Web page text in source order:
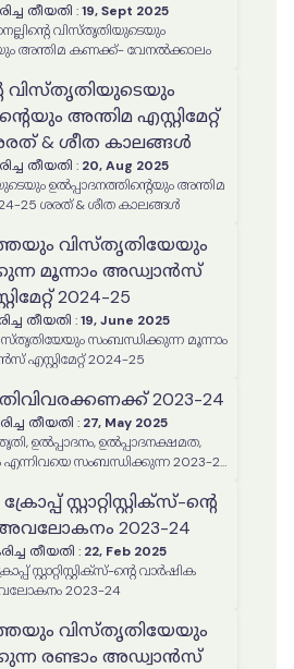
തീയതി :19, Sept 2025
അന്തിമ കണക്ക്- വേനൽക്കാലം
വിസ്തൃതിയുടെയും
അന്തിമ എസ്റ്റിമേറ്റ്
& ശീത കാലങ്ങൾ
തീയതി : 20, Aug 2025
ഉൽപ്പാദനത്തിൻ്റെയും അന്തിമ
25 ശരത് & ശീത കാലങ്ങൾ
വിസ്തൃതിയേയും
മൂന്നാം അഡ്വാൻസ്
2024-25
തീയതി :19, June 2025
സംബന്ധിക്കുന്ന മൂന്നാം
എസ്റ്റിമേറ്റ് 2024-25
2023-24
തീയതി : 27, May 2025
ഉൽപ്പാദനം, ഉൽപ്പാദനക്ഷമത,
എന്നിവയെ സംബന്ധിക്കുന്ന 2023-24
സ്റ്റാറ്റിസ്റ്റിക്‌സ്-ന്റെ
2023-24
തീയതി : 22, Feb 2025
സ്റ്റാറ്റിസ്റ്റിക്‌സ്-ന്റെ വാർഷിക
2023-24
വിസ്തൃതിയേയും
രണ്ടാം അഡ്വാൻസ്